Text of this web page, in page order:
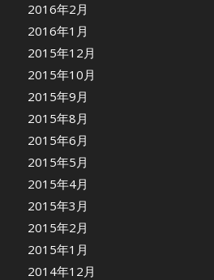
2016年2月
2016年1月
2015年12月
2015年10月
2015年9月
2015年8月
2015年6月
2015年5月
2015年4月
2015年3月
2015年2月
2015年1月
2014年12月